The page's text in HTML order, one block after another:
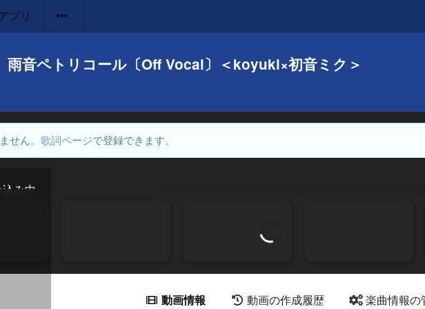
プリ
雨音ペトリコール〔Off Vocal〕＜koyuki×初音ミク＞
せん。 歌詞ページで登録できます。
み中
動画情報 動画の作成履歴 楽曲情報の